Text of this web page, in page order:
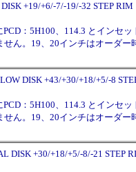
DISK +19/+6/-7/-19/-32 STEP
：5H100、114.3 とインセッ
ん。19、20インチはオーダー
LOW DISK +43/+30/+18/+5/-8
：5H100、114.3 とインセッ
ん。19、20インチはオーダー
DISK +30/+18/+5/-8/-21 STEP